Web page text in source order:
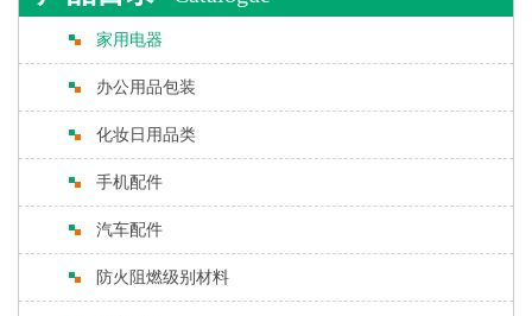
家用电器
办公用品包装
化妆日用品类
手机配件
汽车配件
防火阻燃级别材料